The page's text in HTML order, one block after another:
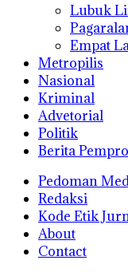
Lubuk
Empat
Metropilis
Nasional
Kriminal
Advetorial
Politik
Berita
Pedoman
Redaksi
Kode Etik
About
Contact